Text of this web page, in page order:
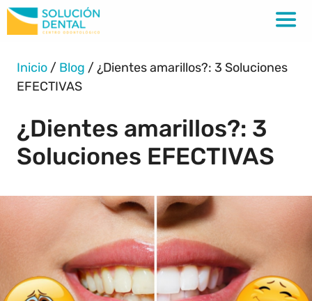
Inicio / Blog /¿Dientes amarillos?: 3 Soluciones
EFECTIVAS
¿Dientes amarillos?: 3
Soluciones EFECTIVAS